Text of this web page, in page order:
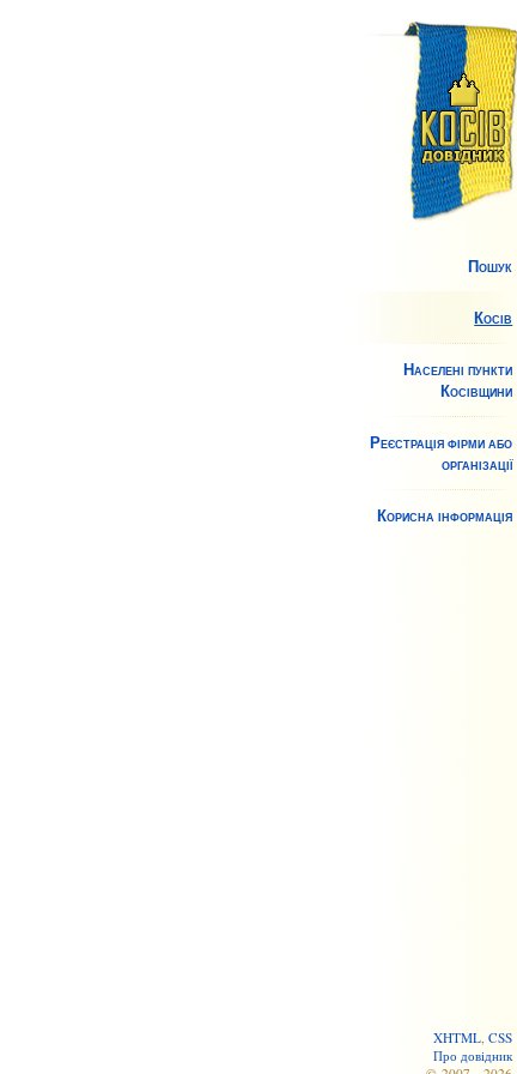
Пошук
Косів
Населені пункти
Косівщини
Реєстрація фірми або
організації
Корисна інформація
XHTML, CSS
Про довідник